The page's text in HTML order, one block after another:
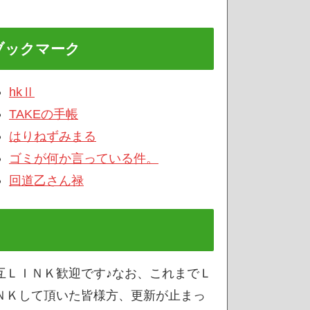
ックマーク
hkⅡ
TAKEの手帳
はりねずみまる
ゴミが何か言っている件。
回道乙さん禄
ＬＩＮＫ歓迎です♪なお、これまでＬ
Ｋして頂いた皆様方、更新が止まっ